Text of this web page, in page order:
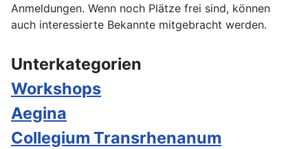
Anmeldungen. Wenn noch Plätze frei sind, können
auch interessierte Bekannte mitgebracht werden.
Unterkategorien
Workshops
Aegina
Collegium Transrhenanum